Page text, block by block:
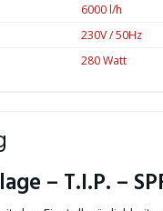
6000 l/h
230V / 50Hz
280 Watt
– T.I.P. –